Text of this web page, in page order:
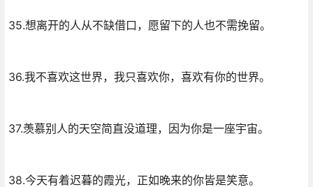
35.想离开的人从不缺借口，愿留下的人也不需挽留。
36.我不喜欢这世界，我只喜欢你，喜欢有你的世界。
37.羡慕别人的天空简直没道理，因为你是一座宇宙。
38.今天有着迟暮的霞光，正如晚来的你皆是笑意。